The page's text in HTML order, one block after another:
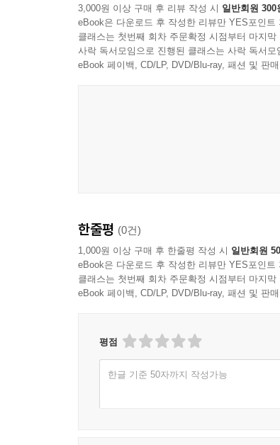
3,000원 이상 구매 후 리뷰 작성 시 일반회원 300
eBook은 다운로드 후 작성한 리뷰만 YES포인트
클래스는 첫번째 회차 주문확정 시점부터 마지
사락 독서모임으로 진행된 클래스는 사락 독서
eBook 페이백, CD/LP, DVD/Blu-ray, 패션 및 판
한줄평 (0건)
1,000원 이상 구매 후 한줄평 작성 시 일반회원
eBook은 다운로드 후 작성한 리뷰만 YES포인트
클래스는 첫번째 회차 주문확정 시점부터 마지
eBook 페이백, CD/LP, DVD/Blu-ray, 패션 및 판
평점
한글 기준 50자까지 작성가능